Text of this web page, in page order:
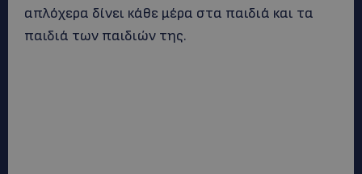
απλόχερα δίνει κάθε μέρα στα παιδιά και τα
παιδιά των παιδιών της.